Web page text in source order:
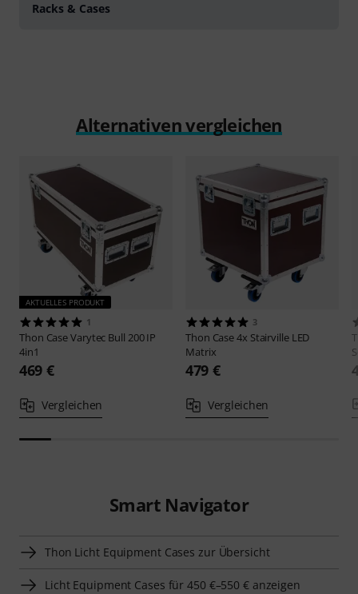
Racks & Cases
Alternativen vergleichen
AKTUELLES PRODUKT
1
Thon Case Varytec Bull 200 IP
4in1
469 €
Vergleichen
3
Thon Case 4x Stairville LED
Matrix
479 €
Vergleichen
Smart Navigator
Thon Licht Equipment Cases zur Übersicht
Licht Equipment Cases für 450 €–550 € anzeigen